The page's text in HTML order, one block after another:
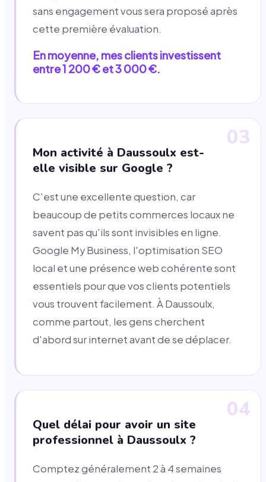
sans engagement vous sera proposé après
cette première évaluation.
En moyenne, mes clients investissent
entre 1 200 € et 3 000 €.
03
Mon activité à Daussoulx est-
elle visible sur Google ?
C'est une excellente question, car
beaucoup de petits commerces locaux ne
savent pas qu'ils sont invisibles en ligne.
Google My Business, l'optimisation SEO
local et une présence web cohérente sont
essentiels pour que vos clients potentiels
vous trouvent facilement. À Daussoulx,
comme partout, les gens cherchent
d'abord sur internet avant de se déplacer.
04
Quel délai pour avoir un site
professionnel à Daussoulx ?
Comptez généralement 2 à 4 semaines